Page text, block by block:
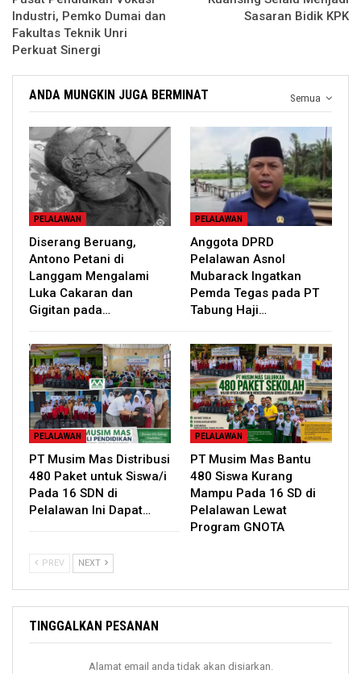
Industri, Pemko Dumai dan
Fakultas Teknik Unri
Perkuat Sinergi
Sasaran Bidik KPK
Semua
ANDA MUNGKIN JUGA BERMINAT
PELALAWAN
Diserang Beruang,
Antono Petani di
Langgam Mengalami
Luka Cakaran dan
Gigitan pada…
PELALAWAN
Anggota DPRD
Pelalawan Asnol
Mubarack Ingatkan
Pemda Tegas pada PT
Tabung Haji…
PELALAWAN
PT Musim Mas Distribusi
480 Paket untuk Siswa/i
Pada 16 SDN di
Pelalawan Ini Dapat…
PELALAWAN
PT Musim Mas Bantu
480 Siswa Kurang
Mampu Pada 16 SD di
Pelalawan Lewat
Program GNOTA
PREV NEXT
TINGGALKAN PESANAN
Alamat email anda tidak akan disiarkan.